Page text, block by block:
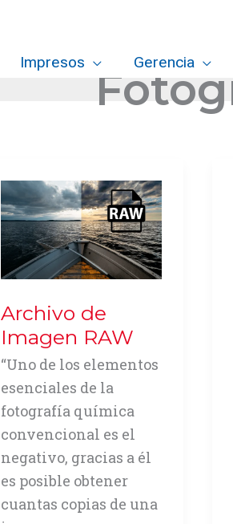
Impresos Gerencia
Archivo de
Imagen RAW
“Uno de los elementos
esenciales de la
fotografía química
convencional es el
negativo, gracias a él
es posible obtener
cuantas copias de una